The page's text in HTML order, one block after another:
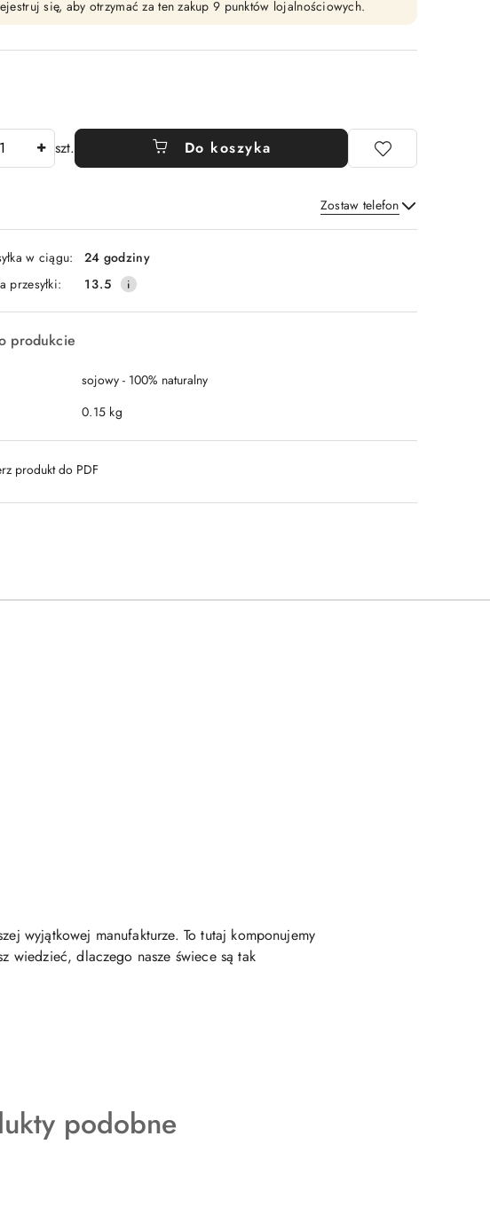
się, aby otrzymać za ten zakup 9 punktów lojalnościowych.
szt. Do koszyka
Zostaw telefon
Wyślij
w ciągu:
24 godziny
przesyłki:
13.5
produkcie
sojowy - 100% naturalny
0.15 kg
produkt do PDF
wyjątkowej manufakturze. To tutaj komponujemy
wiedzieć, dlaczego nasze świece są tak
podobne